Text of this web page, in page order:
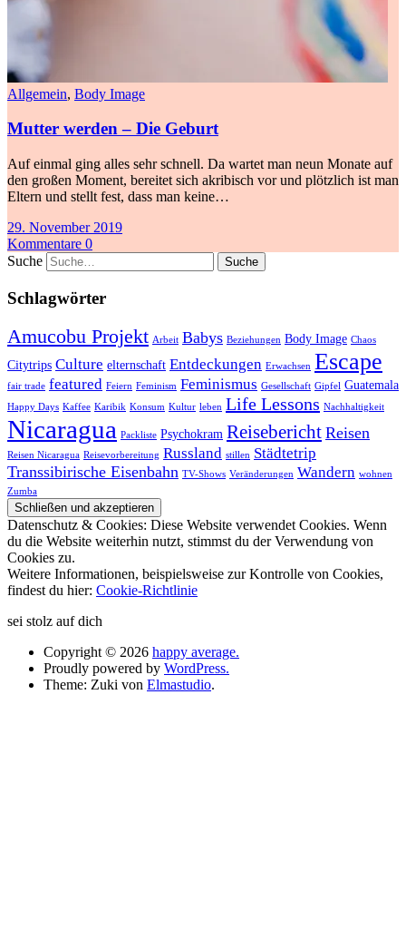
Allgemein, Body Image
Mutter werden – Die Geburt
Auf einmal ging alles sehr schnell. Da wartet man neun Monate auf
den großen Moment, bereitet sich akribisch vor und plötzlich ist man
Eltern und stellt fest, dass man keine…
29. November 2019
Kommentare 0
Suche
Schlagwörter
Amucobu Projekt Arbeit Babys Beziehungen Body Image Chaos
Citytrips Culture elternschaft Entdeckungen Erwachsen Escape
fair trade featured Feiern Feminism Feminismus Gesellschaft Gipfel Guatemala
Happy Days Kaffee Karibik Konsum Kultur leben Life Lessons Nachhaltigkeit
Nicaragua Packliste Psychokram Reisebericht Reisen
Reisen Nicaragua Reisevorbereitung Russland stillen Städtetrip
Transsibirische Eisenbahn TV-Shows Veränderungen Wandern wohnen
Zumba
Datenschutz & Cookies: Diese Website verwendet Cookies. Wenn
du die Website weiterhin nutzt, stimmst du der Verwendung von
Cookies zu.
Weitere Informationen, beispielsweise zur Kontrolle von Cookies,
findest du hier: Cookie-Richtlinie
sei stolz auf dich
Copyright © 2026 happy average.
Proudly powered by WordPress.
Theme: Zuki von Elmastudio.